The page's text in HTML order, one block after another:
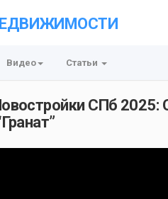
Видео Статьи
СПб 2025: